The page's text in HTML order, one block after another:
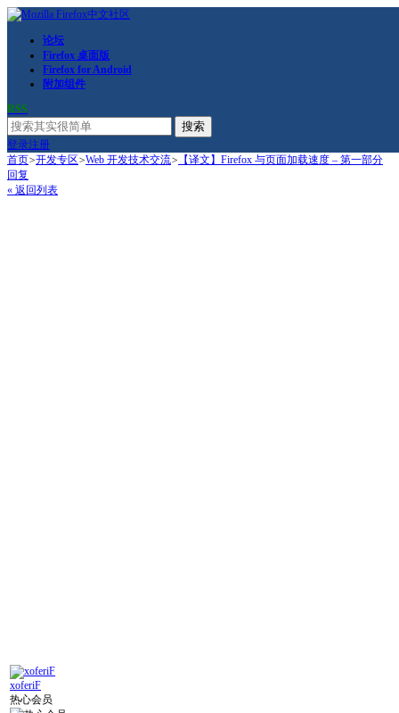
论坛
Firefox 桌面版
Firefox for Android
附加组件
RSS
搜索
登录注册
首页>开发专区>Web 开发技术交流> 【译文】Firefox 与页面加载速度 – 第一部分
回复
« 返回列表
xoferiF
热心会员